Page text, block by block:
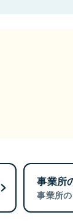
事業所
事業所